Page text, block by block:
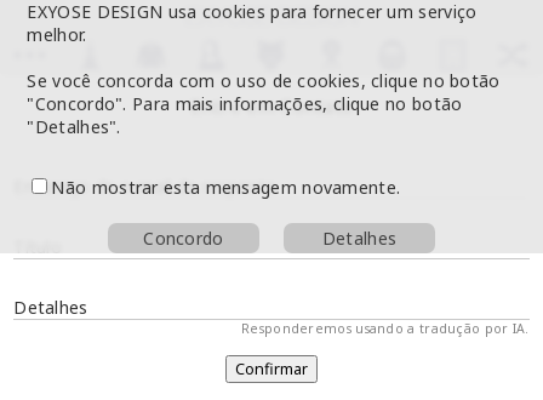
EXYOSE DESIGN usa cookies para fornecer um serviço
melhor.
Se você concorda com o uso de cookies, clique no botão
"Concordo". Para mais informações, clique no botão
"Detalhes".
Não mostrar esta mensagem novamente.
Concordo Detalhes
Entre em Contato
Endereço de e-mail de resposta
Detalhes
Responderemos usando a tradução por IA.